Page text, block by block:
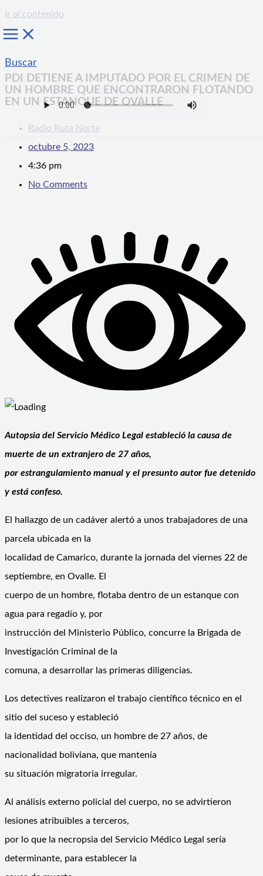
Ir al contenido
Buscar
PDI DETIENE A IMPUTADO POR EL CRIMEN DE
UN HOMBRE QUE ENCONTRARON FLOTANDO
EN UN ESTANQUE DE OVALLE
Radio Ruta Norte
octubre 5, 2023
4:36 pm
No Comments
Autopsia del Servicio Médico Legal estableció la causa de
muerte de un extranjero de 27 años,
por estrangulamiento manual y el presunto autor fue detenido
y está confeso.
El hallazgo de un cadáver alertó a unos trabajadores de una
parcela ubicada en la
localidad de Camarico, durante la jornada del viernes 22 de
septiembre, en Ovalle. El
cuerpo de un hombre, flotaba dentro de un estanque con
agua para regadío y, por
instrucción del Ministerio Público, concurre la Brigada de
Investigación Criminal de la
comuna, a desarrollar las primeras diligencias.
Los detectives realizaron el trabajo científico técnico en el
sitio del suceso y estableció
la identidad del occiso, un hombre de 27 años, de
nacionalidad boliviana, que mantenía
su situación migratoria irregular.
Al análisis externo policial del cuerpo, no se advirtieron
lesiones atribuibles a terceros,
por lo que la necropsia del Servicio Médico Legal sería
determinante, para establecer la